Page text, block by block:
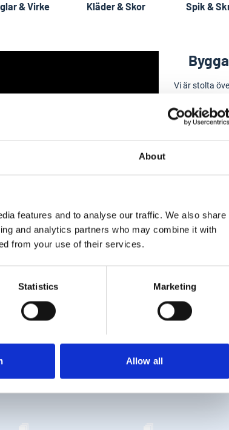
About
features and to analyse our traffic. We also share
and analytics partners who may combine it with
from your use of their services.
Statistics Marketing
Allow all
& Virke Kläder & Skor Spik &
Vi är stolta
sortimentet i
vare
transport,
självklara
- ta med din
mikra
världen